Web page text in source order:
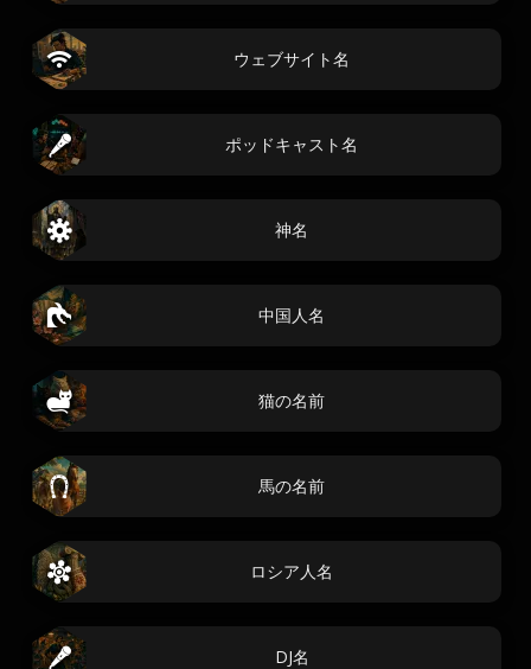
ウェブサイト名
ポッドキャスト名
神名
中国人名
猫の名前
馬の名前
ロシア人名
DJ名